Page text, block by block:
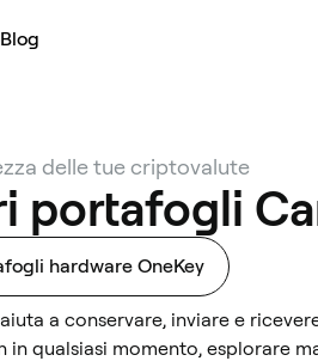
Blog
delle tue criptovalute
portafogli
hardware OneKey
a conservare, inviare e
in qualsiasi momento, esplorare